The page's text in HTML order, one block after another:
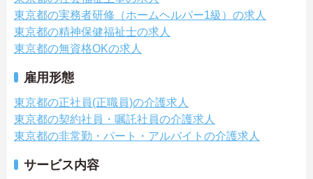
東京都の実務者研修（ホームヘルパー1級）の求人
東京都の精神保健福祉士の求人
東京都の無資格OKの求人
雇用形態
東京都の正社員(正職員)の介護求人
東京都の契約社員・嘱託社員の介護求人
東京都の非常勤・パート・アルバイトの介護求人
サービス内容